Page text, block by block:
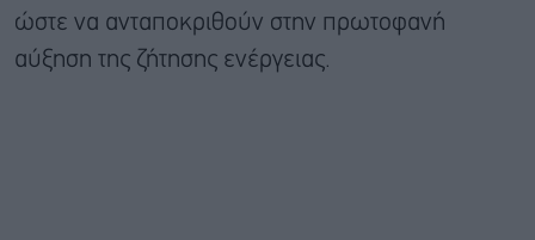
ώστε να ανταποκριθούν στην πρωτοφανή
αύξηση της ζήτησης ενέργειας.